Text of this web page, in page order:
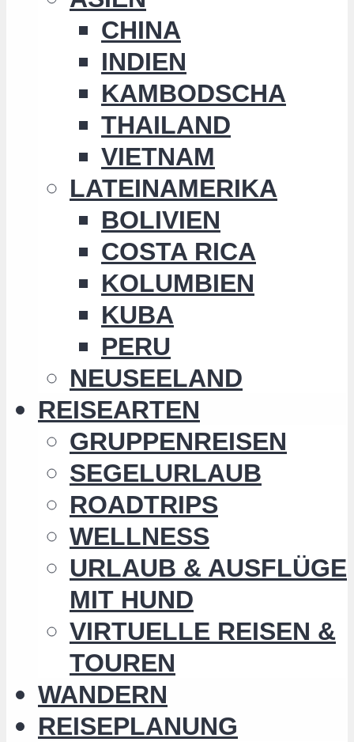
CHINA
INDIEN
KAMBODSCHA
THAILAND
VIETNAM
LATEINAMERIKA
BOLIVIEN
COSTA RICA
KOLUMBIEN
KUBA
PERU
NEUSEELAND
REISEARTEN
GRUPPENREISEN
SEGELURLAUB
ROADTRIPS
WELLNESS
URLAUB & AUSFLÜGE
MIT HUND
VIRTUELLE REISEN &
TOUREN
WANDERN
REISEPLANUNG